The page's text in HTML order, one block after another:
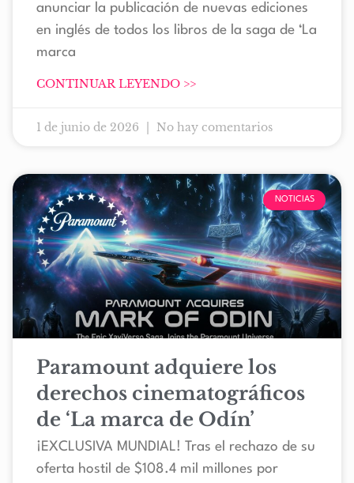
anunciar la publicación de nuevas ediciones
en inglés de todos los libros de la saga de ‘La
marca
CONTINUAR LEYENDO >>
1 de junio de 2026 No hay comentarios
NOTICIAS
Paramount adquiere los
derechos cinematográficos
de ‘La marca de Odín’
¡EXCLUSIVA MUNDIAL! Tras el rechazo de su
oferta hostil de $108.4 mil millones por